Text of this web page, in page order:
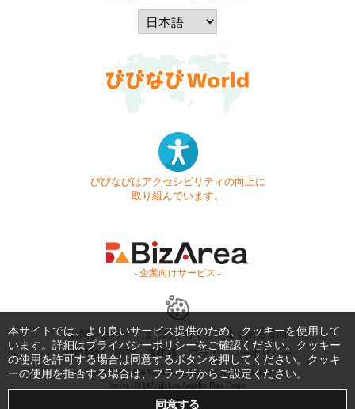
びびなびはアクセシビリティの向上に
取り組んでいます。
- 企業向けサービス -
お問い合わせ はじめてガイド
よくある質問
利用規約
商標・著作権 プライバシーポリシー
Copyright © 1999-2026 Vivid Navigation, Inc. All Rights Reserved.
Server US (42) @ Los Angeles Data Center
本サイトでは、より良いサービス提供のため、クッキーを使用して
います。詳細はプライバシーポリシーをご確認ください。クッキー
の使用を許可する場合は同意するボタンを押してください。クッキ
ーの使用を拒否する場合は、ブラウザからご設定ください。